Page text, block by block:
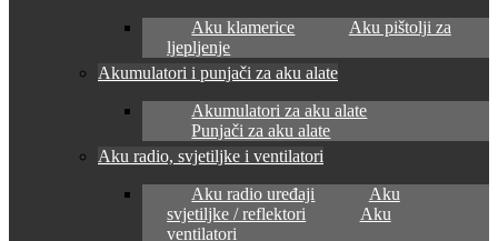
Aku klamerice
Aku pištolji za
ljepljenje
Akumulatori i punjači za aku alate
Akumulatori za aku alate
Punjači za aku alate
Aku radio, svjetiljke i ventilatori
Aku radio uređaji
Aku
svjetiljke / reflektori
Aku
ventilatori